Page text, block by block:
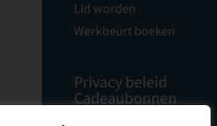
Lid worden
Werkbeurt boeken
Privacy beleid
Cadeaubonnen